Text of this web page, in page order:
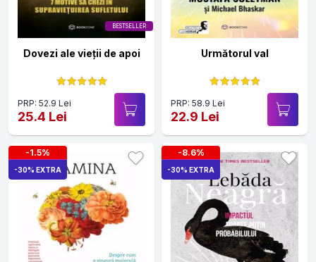
BESTSELLER
Dovezi ale vieții de apoi
PRP: 52.9 Lei
25.4 Lei
Următorul val
PRP: 58.9 Lei
22.9 Lei
-1.5%
-30% EXTRA
-8.6%
-30% EXTRA